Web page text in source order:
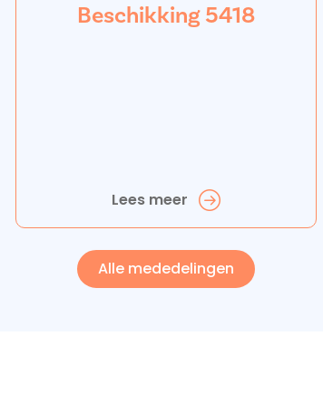
Beschikking 5418
Lees meer
Alle mededelingen